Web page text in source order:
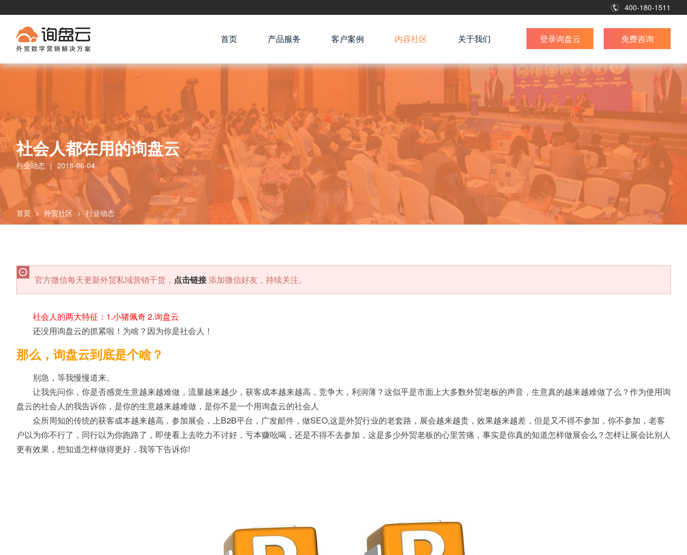
400-180-1511
首页 产品服务 客户案例 内容社区 关于我们 登录询盘云 免费咨询
社会人都在用的询盘云
行业动态 | 2018-06-04
首页 > 外贸社区 > 行业动态
官方微信每天更新外贸私域营销干货， 点击链接添加微信好友，持续关注。
社会人的两大特征：1.小猪佩奇 2.询盘云
还没用询盘云的抓紧啦！为啥？因为你是社会人！
那么，询盘云到底是个啥？
别急，等我慢慢道来。
让我先问你，你是否感觉生意越来越难做，流量越来越少，获客成本越来越高，竞争大，利润薄？这似乎是市面上大多数外贸老板的声音，生意真的越来越难做了么？作为使用询
盘云的社会人的我告诉你，是你的生意越来越难做，是你不是一个用询盘云的社会人
众所周知的传统的获客成本越来越高，参加展会，上B2B平台，广发邮件，做SEO,这是外贸行业的老套路，展会越来越贵，效果越来越差，但是又不得不参加，你不参加，老客
户以为你不行了，同行以为你跑路了，即使看上去吃力不讨好，亏本赚吆喝，还是不得不去参加，这是多少外贸老板的心里苦痛，事实是你真的知道怎样做展会么？怎样让展会比别人
更有效果，想知道怎样做得更好，我等下告诉你!